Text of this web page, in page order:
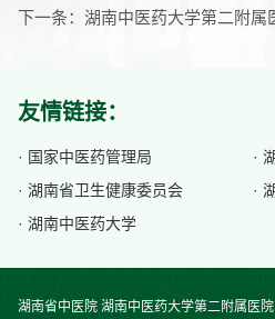
下一条： 湖南中医药大学第二附属
友情链接：
· 国家中医药管理局
·
· 湖南省卫生健康委员会
·
· 湖南中医药大学
湖南省中医院 湖南中医药大学第二附属医院